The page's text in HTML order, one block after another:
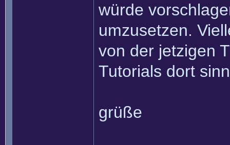
würde
umzusetzen.
von der jetzigen
Tutorials dort
grüße